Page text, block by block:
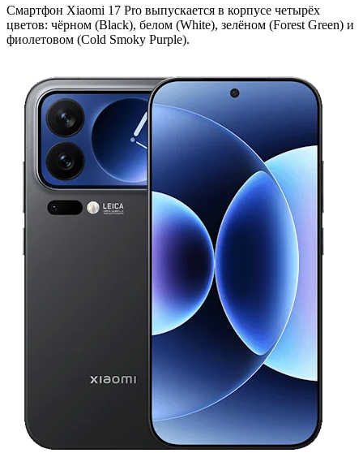
Смартфон Xiaomi 17 Pro выпускается в корпусе четырёх
цветов: чёрном (Black), белом (White), зелёном (Forest Green) и
фиолетовом (Cold Smoky Purple).